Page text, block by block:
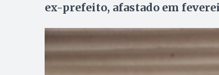
ex-prefeito, afastado em